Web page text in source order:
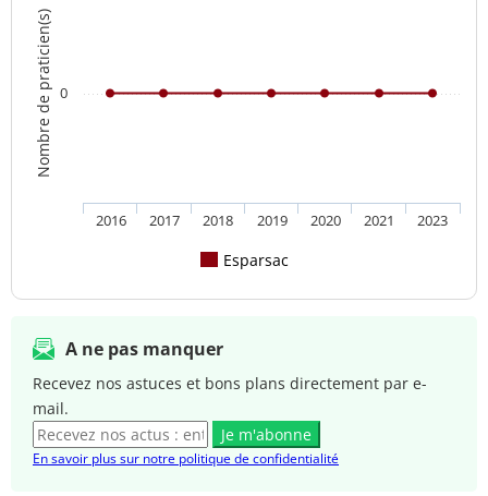
Nombre de praticien(s)
Esparsac
2016 2017 2018 2019 2020 2021 2023
0
A ne pas manquer
Recevez nos astuces et bons plans directement par e-
mail.
Je m'abonne
En savoir plus sur notre politique de confidentialité